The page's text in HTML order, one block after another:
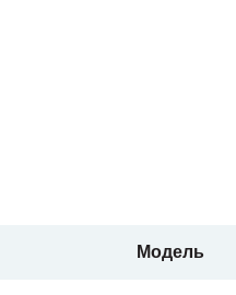
Модель